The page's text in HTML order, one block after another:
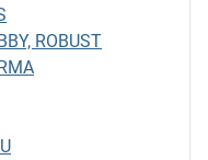
ROBUST